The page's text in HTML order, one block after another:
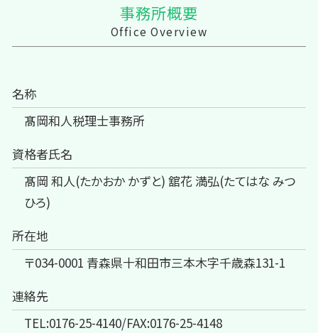
事務所概要
Office Overview
名称
髙岡和人税理士事務所
資格者氏名
髙岡 和人(たかおか かずと) 舘花 満弘(たてはな みつ
ひろ)
所在地
〒034-0001 青森県十和田市三本木字千歳森131-1
連絡先
TEL:0176-25-4140/FAX:0176-25-4148